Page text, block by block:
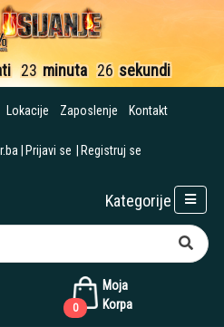
23 minuta 26 sekundi
Lokacije Zaposlenje Kontakt
Prijavi se Registruj se
Moja
Korpa
0
Kategorije